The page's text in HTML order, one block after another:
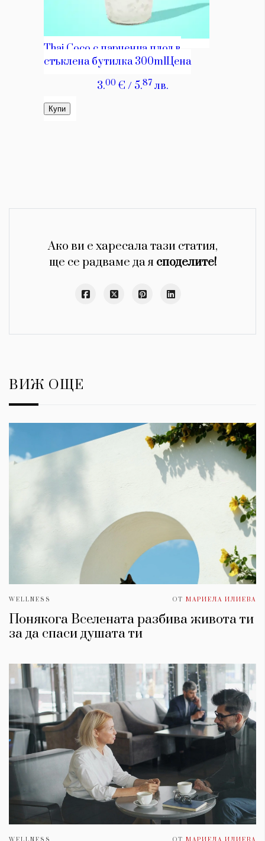
Ако ви е харесала тази статия,
ще се радваме да я споделите!
ВИЖ ОЩЕ
WELLNESS ОТ МАРИЕЛА ИЛИЕВА
Понякога Вселената разбива живота ти
за да спаси душата ти